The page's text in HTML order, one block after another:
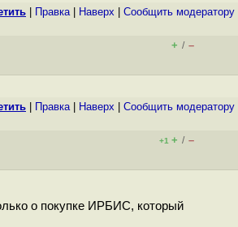
Правка| Наверх Cообщить модератору
+ / –
Правка| Наверх Cообщить модератору
+1 + / –
о покупке ИРБИС, который